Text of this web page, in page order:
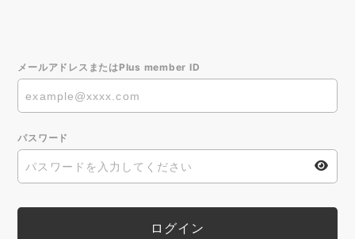
メールアドレスまたはPlus member ID
パスワード